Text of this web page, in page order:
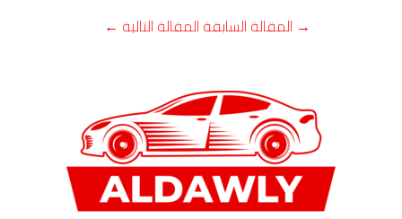
→ المقالة السابقة المقالة التالية ←